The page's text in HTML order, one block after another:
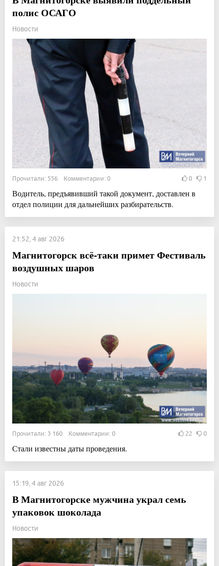
полис ОСАГО
Новости
Прочитали: 556 Комментарии: 0 0 1
Водитель, предъявивший такой документ, доставлен в
отдел полиции для дальнейших разбирательств.
21:52, 4 авг 2026
Магнитогорск всё-таки примет Фестиваль
воздушных шаров
Новости
Прочитали: 3 160 Комментарии: 0 22 0
Стали известны даты проведения.
15:19, 4 авг 2026
В Магнитогорске мужчина украл семь
упаковок шоколада
Новости